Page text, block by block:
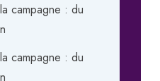
campagne : du
campagne : du